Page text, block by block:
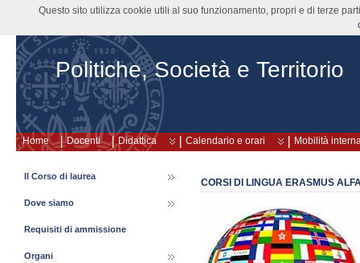
Politiche, Società e Territorio
Home Docenti Didattica Calendario e orari Mobilità
CORSI DI LINGUA ERASMUS
Il Corso di laurea
Dove siamo
Requisiti di ammissione
Organi
Questo sito utilizza cookie utili al suo funzionamento, propri e di terze